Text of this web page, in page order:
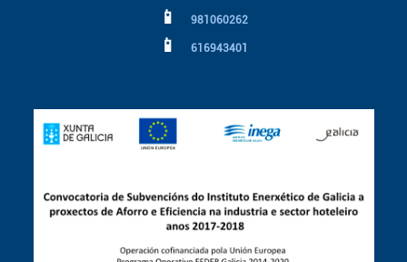
📱 981060262
📱 616943401